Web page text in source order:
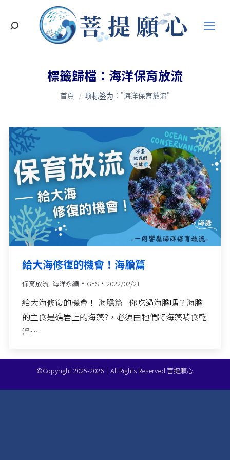
搜
標籤歸檔： 海洋保育放流
您在這裡：
首頁 项标签为："海洋保育放流"
給大海修復的機會！海膽篇
保育放流, 海洋永續 GYS 2022/02/21
給大海修復的機會！ 海膽篇​ 你吃過海膽嗎？海膽
的主食是礁岩上的海藻?，必須由牠們將海藻啃食乾
淨…
©Copyright 2025-2026｜All Rights Reserved 菩提願心